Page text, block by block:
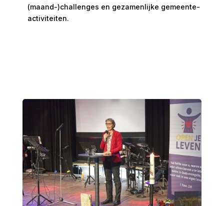
(maand-)challenges en gezamenlijke gemeente-
activiteiten.